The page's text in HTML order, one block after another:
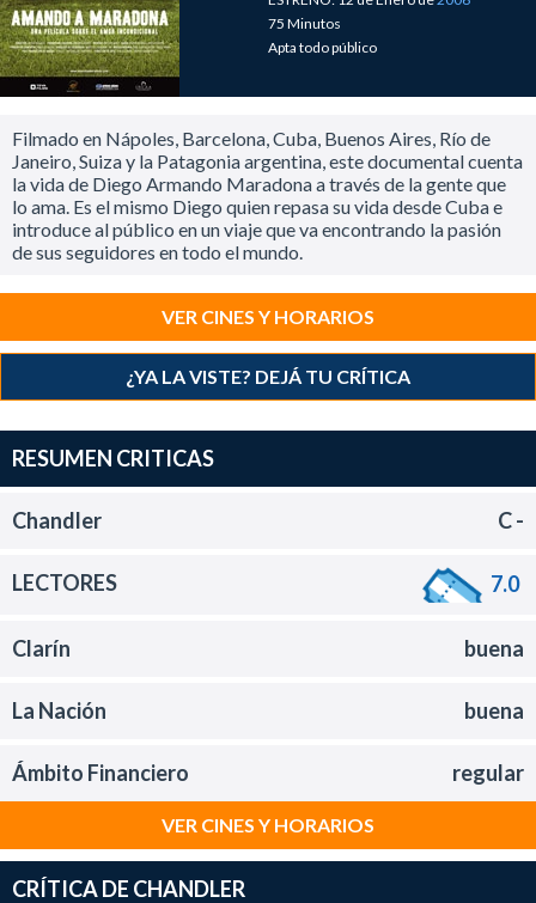
75 Minutos
Apta todo público
Filmado en Nápoles, Barcelona, Cuba, Buenos Aires, Río de
Janeiro, Suiza y la Patagonia argentina, este documental cuenta
la vida de Diego Armando Maradona a través de la gente que
lo ama. Es el mismo Diego quien repasa su vida desde Cuba e
introduce al público en un viaje que va encontrando la pasión
de sus seguidores en todo el mundo.
VER CINES Y HORARIOS
¿YA LA VISTE? DEJÁ TU CRÍTICA
RESUMEN CRITICAS
Chandler C -
LECTORES 7.0
Clarín buena
La Nación buena
Ámbito Financiero regular
VER CINES Y HORARIOS
CRÍTICA DE CHANDLER